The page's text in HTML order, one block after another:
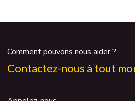
Comment pouvons nous aider ?
Contactez-nous à tout